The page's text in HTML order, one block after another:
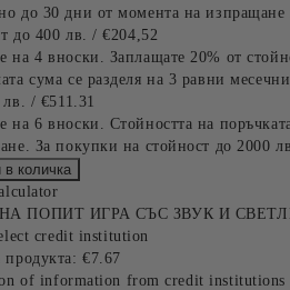
до 30 дни от момента на изпращане
до 400 лв. / €204,52
на 4 вноски. Заплащате 20% от
сума се разделя на 3 равни
/ €511.31
на 6 вноски. Стойността на
За покупки на стойност до 2000
ПОПИТ ИГРА СЪС ЗВУК И
credit institution
€7.67
of information from credit institutions